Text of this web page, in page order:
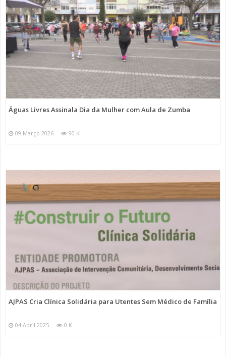
Águas Livres Assinala Dia da Mulher com Aula de Zumba
09 Março 2026 90 K
AJPAS Cria Clínica Solidária para Utentes Sem Médico de Família
04 Abril 2025 0 K